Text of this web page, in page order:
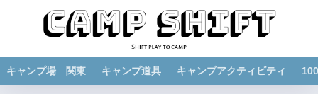
キャンプ場 関東 キャンプ道具 キャンプアクティビティ